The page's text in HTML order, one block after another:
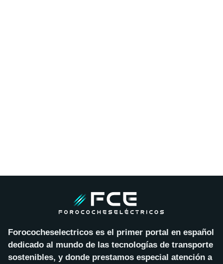
Forococheselectricos es el primer portal en español
dedicado al mundo de las tecnologías de transporte
sostenibles, y donde prestamos especial atención a